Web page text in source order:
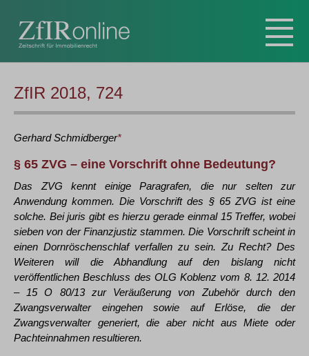
ZfIR 2018, 724
Gerhard Schmidberger*
§ 65 ZVG – eine Vorschrift ohne Bedeutung?
Das ZVG kennt einige Paragrafen, die nur selten zur
Anwendung kommen. Die Vorschrift des § 65 ZVG ist eine
solche. Bei juris gibt es hierzu gerade einmal 15 Treffer, wobei
sieben von der Finanzjustiz stammen. Die Vorschrift scheint in
einen Dornröschenschlaf verfallen zu sein. Zu Recht? Des
Weiteren will die Abhandlung auf den bislang nicht
veröffentlichen Beschluss des OLG Koblenz vom 8. 12. 2014
– 15 O 80/13 zur Veräußerung von Zubehör durch den
Zwangsverwalter eingehen sowie auf Erlöse, die der
Zwangsverwalter generiert, die aber nicht aus Miete oder
Pachteinnahmen resultieren.